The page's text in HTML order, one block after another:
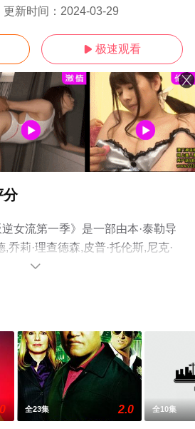
更新时间： 2024-03-29
 极速观看
分
女流第一季》是一部由本·泰勒导
乔莉·理查德森,皮普·托伦斯,尼克·
丽丝·克雷梅尔堡,克雷格·帕金森,
阿什
机免费观看高清未删减完整版电视
多相关信息可移步至豆瓣电视
台了解。

全23集 2.0 全10集